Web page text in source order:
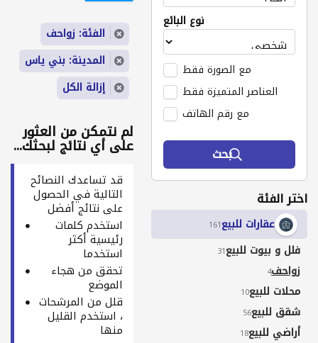
نوع البائع
مع الصورة فقط
العناصر المتميزة فقط
مع رقم الهاتف
بحث
اختر الفئة
عقارات للبيع161
فلل و بيوت للبيع31
زواحف4
محلات للبيع10
شقق للبيع56
أراضي للبيع18
الفئة: زواحف
المدينة: بني ياس
إزالة الكل
لم نتمكن من العثور
على أي نتائج لبحثك...
قد تساعدك النصائح
التالية في الحصول
على نتائج أفضل
استخدم كلمات
رئيسية أكثر
استخدما
تحقق من هجاء
الموضع
قلل من المرشحات
، استخدم القليل
منها